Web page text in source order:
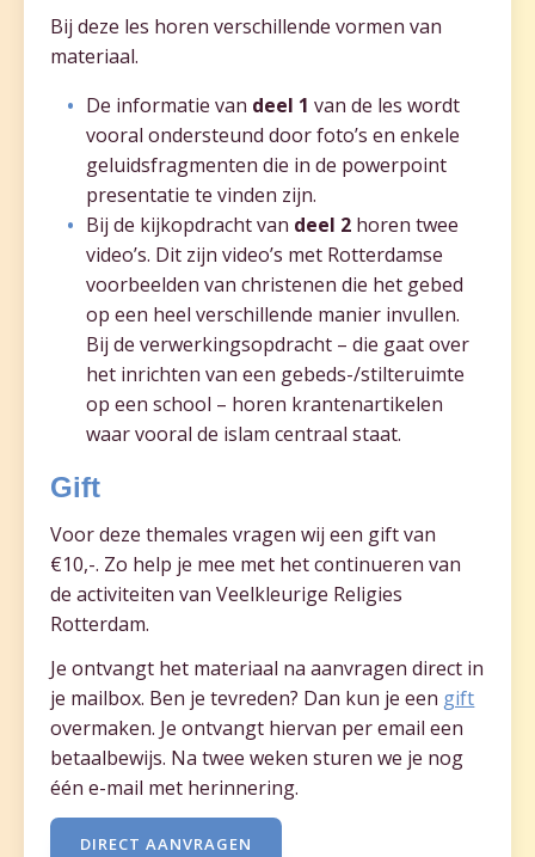
Bij deze les horen verschillende vormen van
materiaal.
De informatie van deel 1 van de les wordt
vooral ondersteund door foto’s en enkele
geluidsfragmenten die in de powerpoint
presentatie te vinden zijn.
Bij de kijkopdracht van deel 2 horen twee
video’s. Dit zijn video’s met Rotterdamse
voorbeelden van christenen die het gebed
op een heel verschillende manier invullen.
Bij de verwerkingsopdracht – die gaat over
het inrichten van een gebeds-/stilteruimte
op een school – horen krantenartikelen
waar vooral de islam centraal staat.
Gift
Voor deze themales vragen wij een gift van
€10,-. Zo help je mee met het continueren van
de activiteiten van Veelkleurige Religies
Rotterdam.
Je ontvangt het materiaal na aanvragen direct in
je mailbox. Ben je tevreden? Dan kun je een gift
overmaken. Je ontvangt hiervan per email een
betaalbewijs. Na twee weken sturen we je nog
één e-mail met herinnering.
DIRECT AANVRAGEN